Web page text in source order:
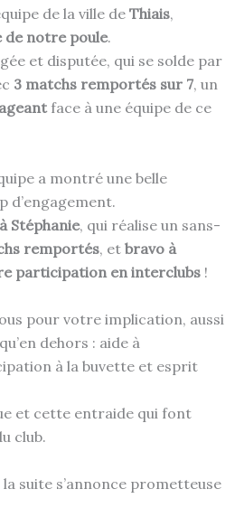
de la ville de Thiais,
de notre poule.
et disputée, qui se solde par
3 matchs remportés sur 7, un
face à une équipe de ce
a montré une belle
d’engagement.
Stéphanie, qui réalise un sans-
remportés, et bravo à
participation en interclubs !
pour votre implication, aussi
dehors : aide à
à la buvette et esprit
et cette entraide qui font
club.
suite s’annonce prometteuse